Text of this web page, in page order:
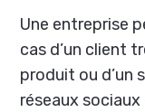
Une entreprise
cas d’un client
produit ou d’un
réseaux